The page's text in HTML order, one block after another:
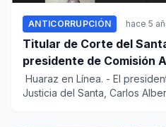
ANTICORRUPCIÓN hace 5
Titular de Corte del
presidente de Comisión
Áncash
Huaraz en Línea. - El
Justicia del Santa, Carlos